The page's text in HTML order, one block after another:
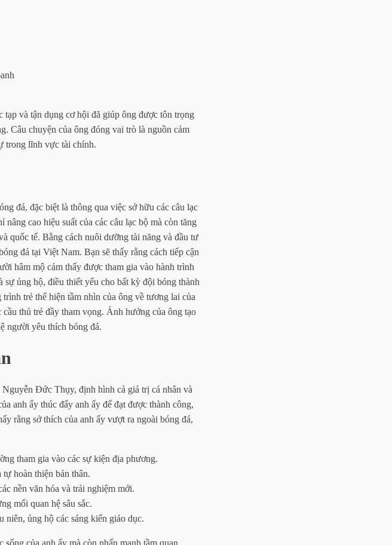
và tận dụng cơ hội đã giúp ông được tôn trọng
Câu chuyện của ông đóng vai trò là nguồn cảm
trong lĩnh vực tài chính.
đá, đặc biệt là thông qua việc sở hữu các câu lạc
cao hiệu suất của các câu lạc bộ mà còn tăng
quốc tế. Bằng cách nuôi dưỡng tài năng và đầu tư
đá tại Việt Nam. Bạn sẽ thấy rằng cách tiếp cận
hâm mộ cảm thấy được tham gia vào hành trình
ủng hộ, điều thiết yếu cho bất kỳ đội bóng thành
trẻ thể hiện tầm nhìn của ông về tương lai của
thủ trẻ đầy tham vọng. Ảnh hưởng của ông tạo
người yêu thích bóng đá.
Đức Thụy, định hình cả giá trị cá nhân và
anh ấy thúc đẩy anh ấy để đạt được thành công,
rằng sở thích của anh ấy vượt ra ngoài bóng đá,
tham gia vào các sự kiện địa phương.
hoàn thiện bản thân.
nền văn hóa và trải nghiệm mới.
mối quan hệ sâu sắc.
niên, ủng hộ các sáng kiến giáo dục.
của anh ấy mà còn nhấn mạnh tầm quan